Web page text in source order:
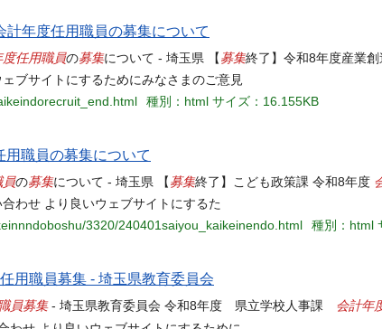
計年度任用職員の募集について
度任用職員の募集について - 埼玉県 【 募集終了】令和8年度産業創
ブサイトにするためにみなさまのご意見
種別：html サイズ：16.155KB
用職員の募集について
員の募集について - 埼玉県 【 募集終了】こども政策課 令和8年度
わせ より良いウェブサイトにするた
3320/240401saiyou_kaikeinendo.html
種別：html
用職員募集 - 埼玉県教育委員会
員募集- 埼玉県教育委員会 令和8年度 県立学校人事課 会計年